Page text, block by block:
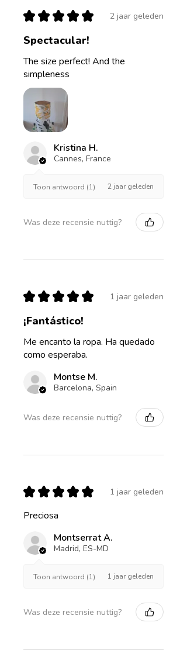
★ ★ ★ ★ ★ 2 jaar geleden
Spectacular!
The size perfect! And the
simpleness
Kristina H.
Cannes, France
Toon antwoord (1) 2 jaar geleden
Was deze recensie nuttig?
★ ★ ★ ★ ★ 1 jaar geleden
¡Fantástico!
Me encanto la ropa. Ha quedado
como esperaba.
Montse M.
Barcelona, Spain
Was deze recensie nuttig?
★ ★ ★ ★ ★ 1 jaar geleden
Preciosa
Montserrat A.
Madrid, ES-MD
Toon antwoord (1) 1 jaar geleden
Was deze recensie nuttig?